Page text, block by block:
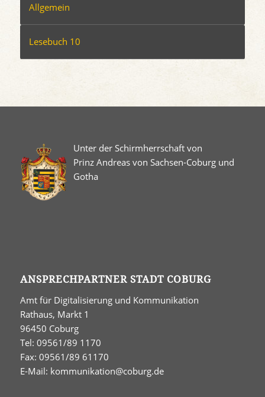
Allgemein
Lesebuch 10
Unter der Schirmherrschaft von
Prinz Andreas von Sachsen-Coburg und
Gotha
ANSPRECHPARTNER STADT COBURG
Amt für Digitalisierung und Kommunikation
Rathaus, Markt 1
96450 Coburg
Tel: 09561/89 1170
Fax: 09561/89 61170
E-Mail: kommunikation@coburg.de